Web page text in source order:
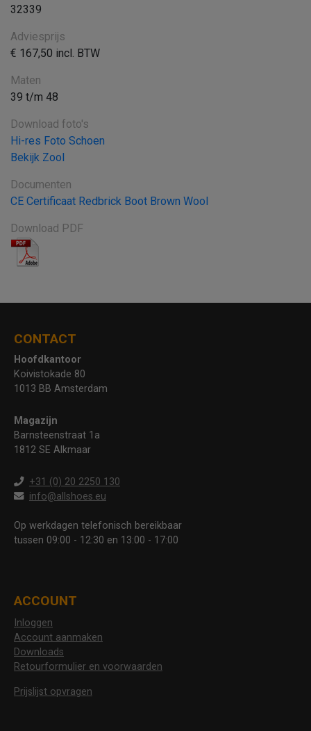
32339
Adviesprijs
€ 167,50 incl. BTW
Maten
39 t/m 48
Download foto's
Hi-res Foto Schoen
Bekijk Zool
Documenten
CE Certificaat Redbrick Boot Brown Wool
Download PDF
CONTACT
Hoofdkantoor
Koivistokade 80
1013 BB Amsterdam
Magazijn
Barnsteenstraat 1a
1812 SE Alkmaar
+31 (0) 20 2250 130
info@allshoes.eu
Op werkdagen telefonisch bereikbaar
tussen 09:00 - 12:30 en 13:00 - 17:00
ACCOUNT
Inloggen
Account aanmaken
Downloads
Retourformulier en voorwaarden
Prijslijst opvragen